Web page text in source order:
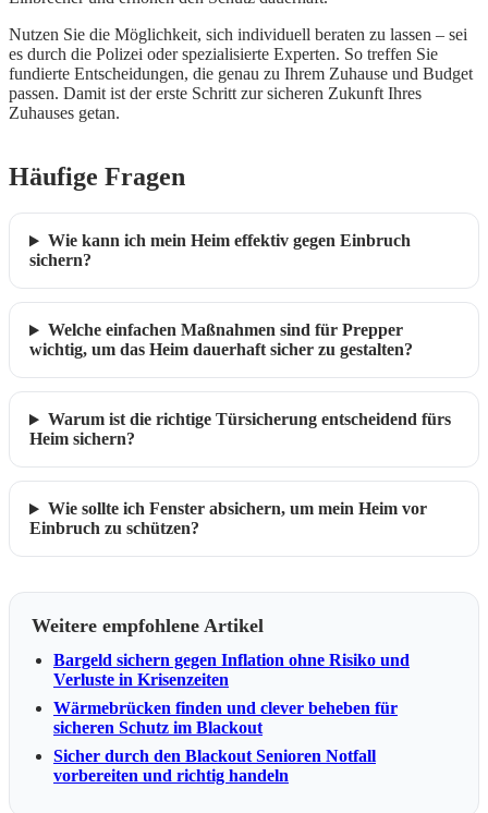
Nutzen Sie die Möglichkeit, sich individuell beraten zu lassen – sei
es durch die Polizei oder spezialisierte Experten. So treffen Sie
fundierte Entscheidungen, die genau zu Ihrem Zuhause und Budget
passen. Damit ist der erste Schritt zur sicheren Zukunft Ihres
Zuhauses getan.
Häufige Fragen
Wie kann ich mein Heim effektiv gegen Einbruch
sichern?
Welche einfachen Maßnahmen sind für Prepper
wichtig, um das Heim dauerhaft sicher zu gestalten?
Warum ist die richtige Türsicherung entscheidend fürs
Heim sichern?
Wie sollte ich Fenster absichern, um mein Heim vor
Einbruch zu schützen?
Weitere empfohlene Artikel
Bargeld sichern gegen Inflation ohne Risiko und
Verluste in Krisenzeiten
Wärmebrücken finden und clever beheben für
sicheren Schutz im Blackout
Sicher durch den Blackout Senioren Notfall
vorbereiten und richtig handeln